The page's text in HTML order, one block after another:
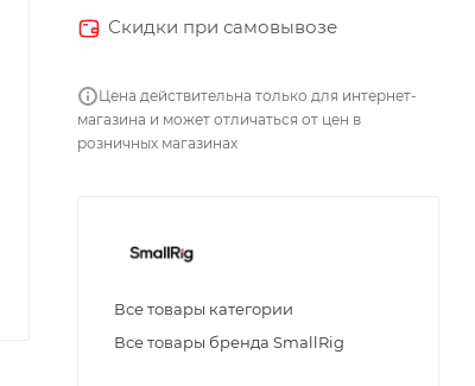
Скидки при самовывозе
Цена действительна только для интернет-
магазина и может отличаться от цен в
розничных магазинах
Все товары категории
Все товары бренда SmallRig